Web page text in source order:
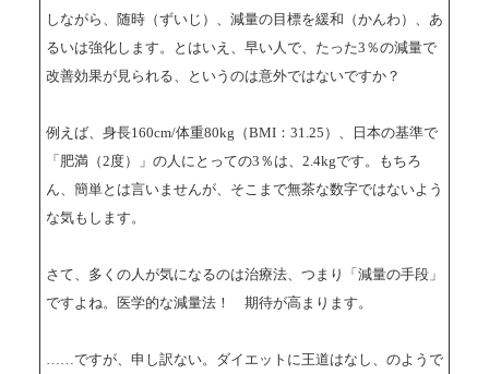
しながら、随時（ずいじ）、減量の目標を緩和（かんわ）、あ
るいは強化します。とはいえ、早い人で、たった3％の減量で
改善効果が見られる、というのは意外ではないですか？
例えば、身長160cm/体重80kg（BMI：31.25）、日本の基準で
「肥満（2度）」の人にとっての3％は、2.4kgです。もちろ
ん、簡単とは言いませんが、そこまで無茶な数字ではないよう
な気もします。
さて、多くの人が気になるのは治療法、つまり「減量の手段」
ですよね。医学的な減量法！ 期待が高まります。
……ですが、申し訳ない。ダイエットに王道はなし、のようで